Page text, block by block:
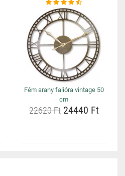
Fém arany falióra vintage 50
cm
22620 Ft24440 Ft